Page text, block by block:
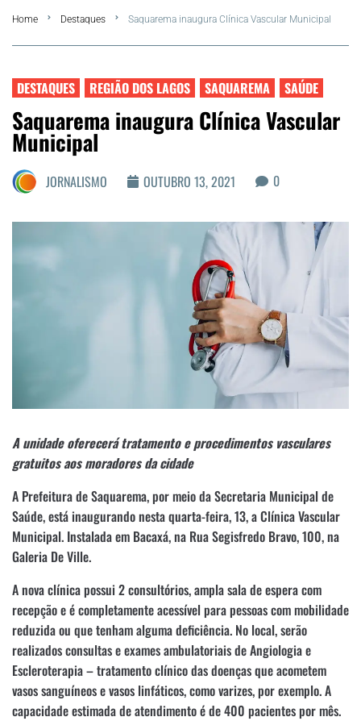
Summer
Região dos Lagos
Agenda Cultural
Matérias Exclusivas
Home Destaques Saquarema inaugura Clínica Vascular Municipal
DESTAQUES REGIÃO DOS LAGOS SAQUAREMA SAÚDE
Saquarema inaugura Clínica Vascular
Municipal
JORNALISMO OUTUBRO 13, 2021 0
A unidade oferecerá tratamento e procedimentos vasculares
gratuitos aos moradores da cidade
A Prefeitura de Saquarema, por meio da Secretaria Municipal de
Saúde, está inaugurando nesta quarta-feira, 13, a Clínica Vascular
Municipal. Instalada em Bacaxá, na Rua Segisfredo Bravo, 100, na
Galeria De Ville.
A nova clínica possui 2 consultórios, ampla sala de espera com
recepção e é completamente acessível para pessoas com mobilidade
reduzida ou que tenham alguma deficiência. No local, serão
realizados consultas e exames ambulatoriais de Angiologia e
Escleroterapia – tratamento clínico das doenças que acometem
vasos sanguíneos e vasos linfáticos, como varizes, por exemplo. A
capacidade estimada de atendimento é de 400 pacientes por mês.